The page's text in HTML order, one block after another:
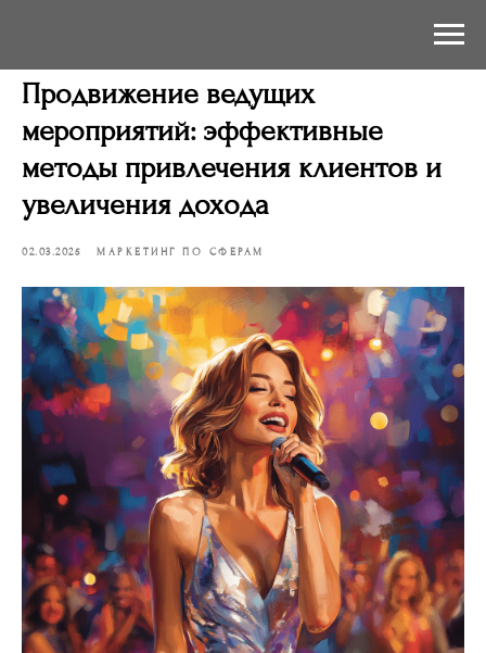
Продвижение ведущих
мероприятий: эффективные
методы привлечения клиентов и
увеличения дохода
02.03.2025 МАРКЕТИНГ ПО СФЕРАМ